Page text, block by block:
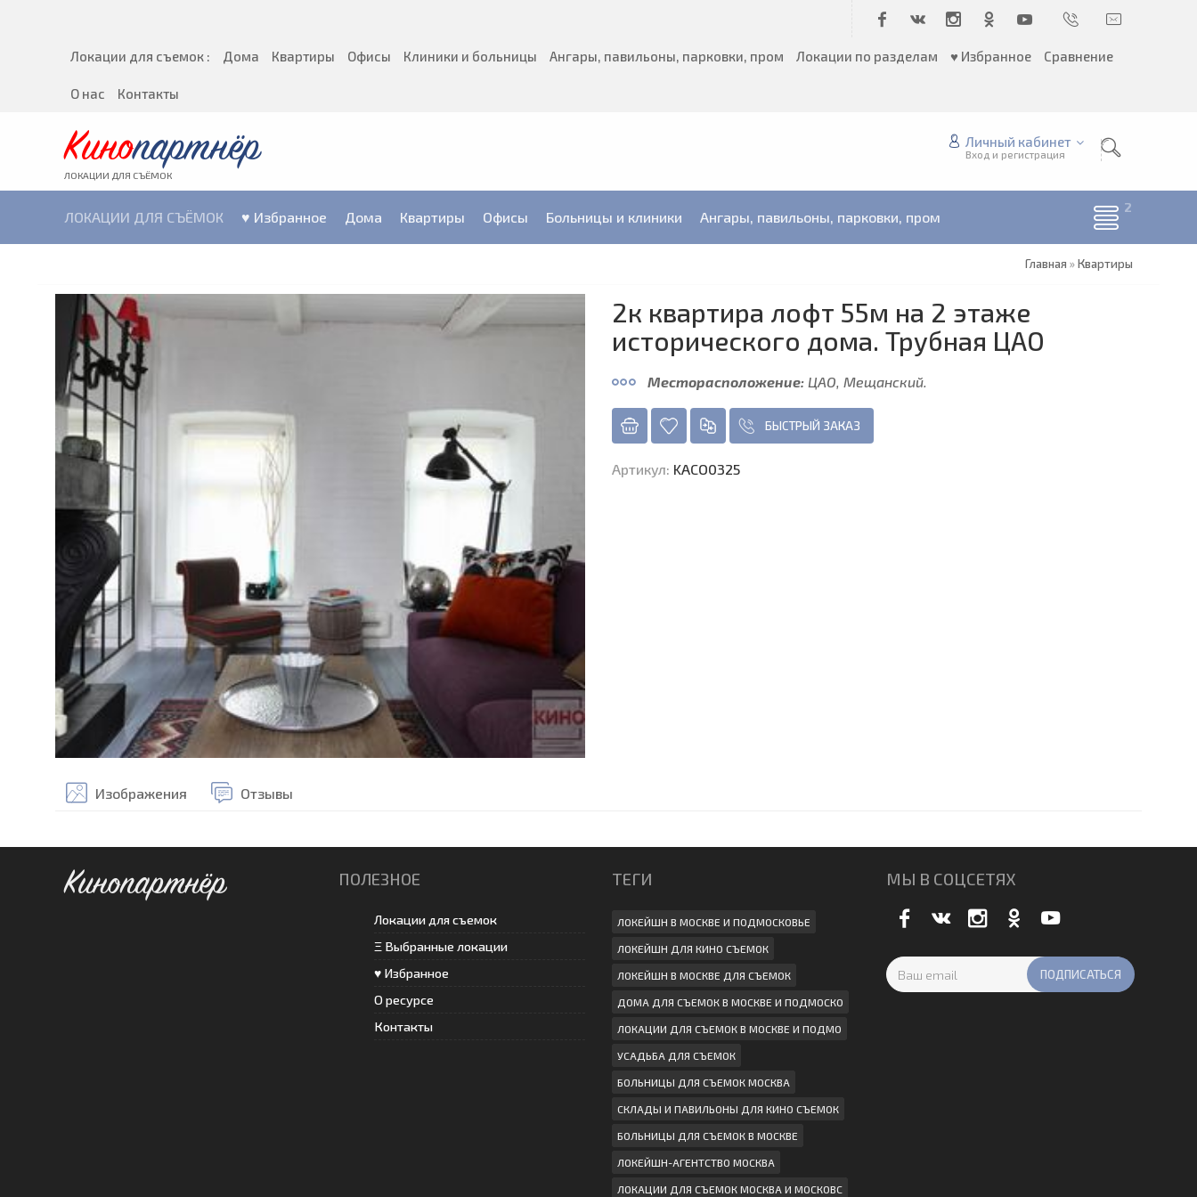
Локации для съемок : Дома Квартиры Офисы Клиники и больницы Ангары, павильоны, парковки, пром Локации по разделам ♥ Избранное Сравнение
О нас Контакты
Кинопартнёр
ЛОКАЦИИ ДЛЯ СЪЁМОК
Личный кабинет
Вход и регистрация
ЛОКАЦИИ ДЛЯ СЪЁМОК ♥ Избранное Дома Квартиры Офисы Больницы и клиники Ангары, павильоны, парковки, пром
Главная »Квартиры
2к квартира лофт 55м на 2 этаже
исторического дома. Трубная ЦАО
Месторасположение: ЦАО, Мещанский.
БЫСТРЫЙ ЗАКАЗ
Артикул: KACO0325
Изображения Отзывы
Кинопартнёр ПОЛЕЗНОЕ
Локации для съемок
Ξ Выбранные локации
♥ Избранное
О ресурсе
Контакты
ТЕГИ
ЛОКЕЙШН В МОСКВЕ И ПОДМОСКОВЬЕ
ЛОКЕЙШН ДЛЯ КИНО СЪЕМОК
ЛОКЕЙШН В МОСКВЕ ДЛЯ СЪЕМОК
ДОМА ДЛЯ СЪЕМОК В МОСКВЕ И ПОДМОСКО
ЛОКАЦИИ ДЛЯ СЪЕМОК В МОСКВЕ И ПОДМО
УСАДЬБА ДЛЯ СЪЕМОК
БОЛЬНИЦЫ ДЛЯ СЪЕМОК МОСКВА
СКЛАДЫ И ПАВИЛЬОНЫ ДЛЯ КИНО СЪЕМОК
БОЛЬНИЦЫ ДЛЯ СЪЕМОК В МОСКВЕ
ЛОКЕЙШН-АГЕНТСТВО МОСКВА
ЛОКАЦИИ ДЛЯ СЪЕМОК МОСКВА И МОСКОВС
МЫ В СОЦСЕТЯХ